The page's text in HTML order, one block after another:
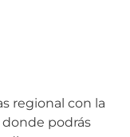
regional con la
podrás